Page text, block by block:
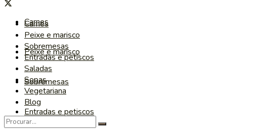
Carnes
Peixe e marisco
Sobremesas
Entradas e petiscos
Carnes
Peixe e marisco
Sobremesas
Entradas e petiscos
Saladas
Sopas
Vegetariana
Blog